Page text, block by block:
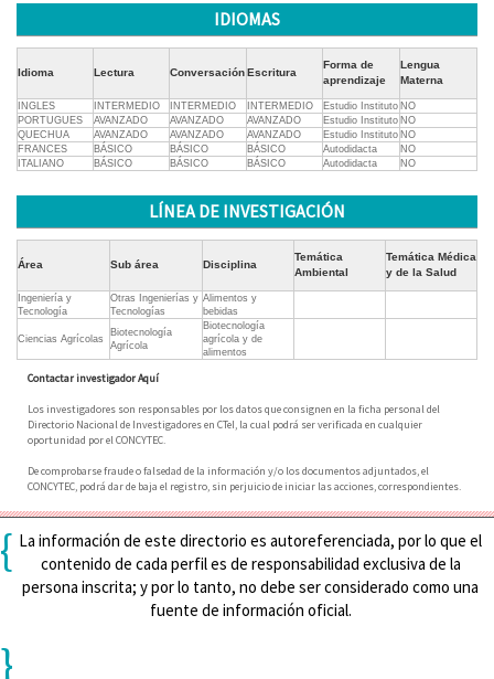
IDIOMAS
Idioma Lectura ConversaciónEscritura
Forma de
aprendizaje
Lengua
Materna
INGLES INTERMEDIO INTERMEDIO INTERMEDIO Estudio Instituto NO
PORTUGUES
AVANZADO AVANZADO AVANZADO Estudio Instituto NO
QUECHUA
AVANZADO AVANZADO AVANZADO Estudio Instituto NO
FRANCES
BÁSICO BÁSICO BÁSICO Autodidacta
NO
ITALIANO
BÁSICO BÁSICO BÁSICO Autodidacta NO
LÍNEA DE INVESTIGACIÓN
Área Sub área Disciplina
Temática
Ambiental
Temática Médica
y de la Salud
Ingeniería y
Tecnología
Otras Ingenierías y
Tecnologías
Alimentos y
bebidas
Ciencias Agrícolas
Biotecnología
Agrícola
Biotecnología
agrícola y de
alimentos
Contactar investigador Aquí
Los investigadores son responsables por los datos que consignen en la ficha personal del
Directorio Nacional de Investigadores en CTeI, la cual podrá ser verificada en cualquier
oportunidad por el CONCYTEC.
De comprobarse fraude o falsedad de la información y/o los documentos adjuntados, el
CONCYTEC, podrá dar de baja el registro, sin perjuicio de iniciar las acciones, correspondientes.
{ La información de este directorio es autoreferenciada, por lo que el
contenido de cada perfil es de responsabilidad exclusiva de la
persona inscrita; y por lo tanto, no debe ser considerado como una
fuente de información oficial.
}